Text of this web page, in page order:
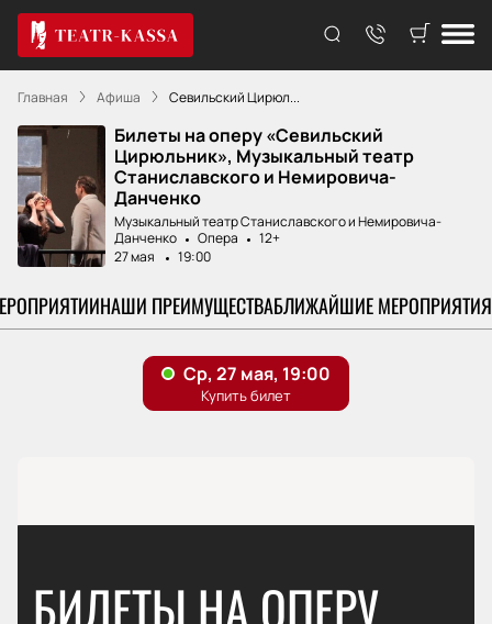
Главная Афиша Севильский Цирюл...
Билеты на оперу «Севильский
Цирюльник», Музыкальный театр
Станиславского и Немировича-
Данченко
Музыкальный театр Станиславского и Немировича-
Данченко
Опера
12+
27 мая
19:00
НАШИ ПРЕИМУЩЕСТВАБЛИЖАЙШИЕ МЕРОПРИЯТИЯ
БИЛЕТЫ НА ОПЕРУ